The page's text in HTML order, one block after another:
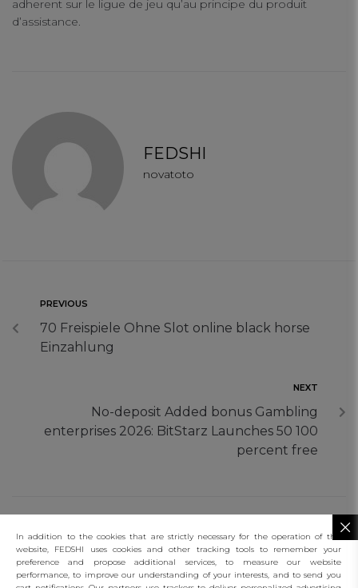
adherent sur le ligue de jeu qu’au principe du produit
d’assistance.
FEDSHI
novatoto
PREVIOUS
70 Freispiele Ohne Slot online black horse
Einzahlung
NEXT
No-deposit Added bonus Gambling
enterprises 2026: BitStarz Launches 50 100
percent free
connect
In addition to the cookies that are strictly necessary for the operation of this
website, FEDSHI uses cookies and other tracking tools to remember your
preference and propose additional services, to measure our website
performance, to improve our understanding of your interests, and to send you